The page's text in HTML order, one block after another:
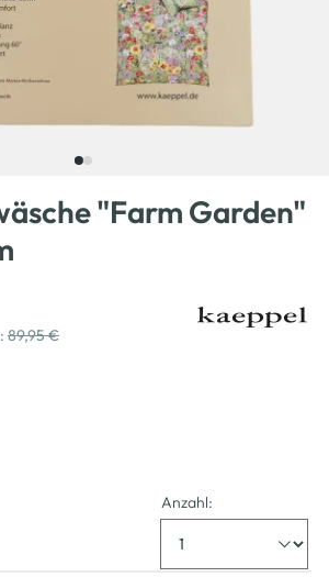
"Farm Garden"
89,95 €
Anzahl: